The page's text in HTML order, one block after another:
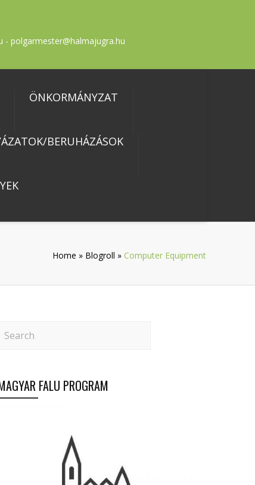
- polgarmester@halmajugra.hu
ÖNKORMÁNYZAT
BERUHÁZÁSOK
Home » Blogroll » Computer Equipment
FALU PROGRAM